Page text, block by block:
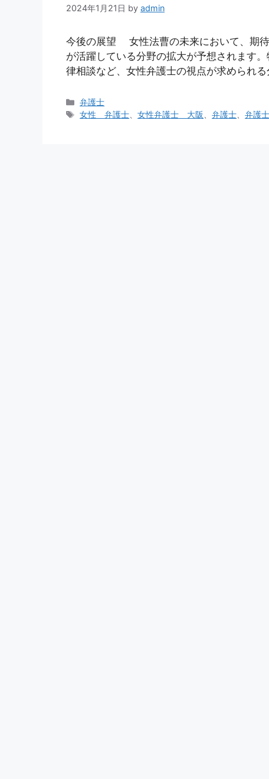
2024年1月21日 by admin
今後の展望 女性法曹の未来において、期
が活躍している分野の拡大が予想されます
律相談など、女性弁護士の視点が求められ
カ
テ
弁護士
タ
女性 弁護士 、女性弁護士 大阪 、弁護士 、弁護